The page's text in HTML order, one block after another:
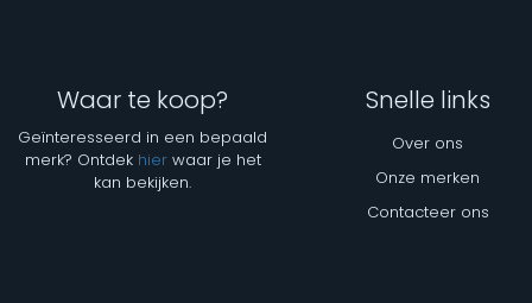
Waar te koop?
Geïnteresseerd in een bepaald
merk? Ontdek hierwaar je het
kan bekijken.
Snelle links
Over ons
Onze merken
Contacteer ons